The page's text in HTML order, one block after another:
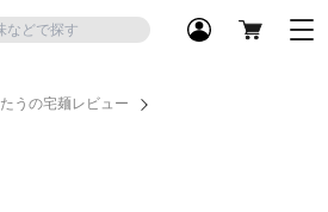
たうの宅麺レビュー